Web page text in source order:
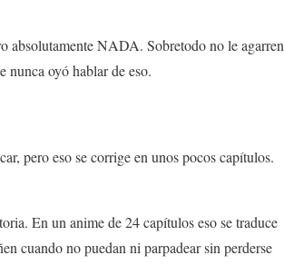
absolutamente NADA. Sobretodo no le agarren
nunca oyó hablar de eso.
pero eso se corrige en unos pocos capítulos.
En un anime de 24 capítulos eso se traduce
cuando no puedan ni parpadear sin perderse